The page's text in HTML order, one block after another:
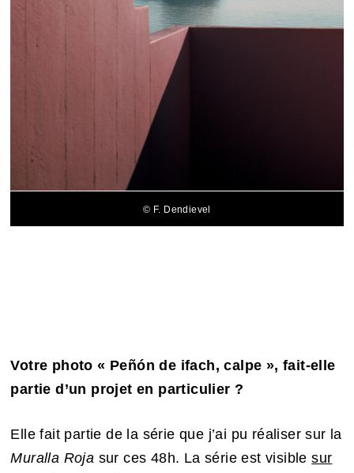
© F. Dendievel
Votre photo« Peñón de ifach, calpe », fait-elle
partie d’un projet en particulier ?
Elle fait partie de la série que j’ai pu réaliser sur la
Muralla Roja sur ces 48h. La série est visiblesur